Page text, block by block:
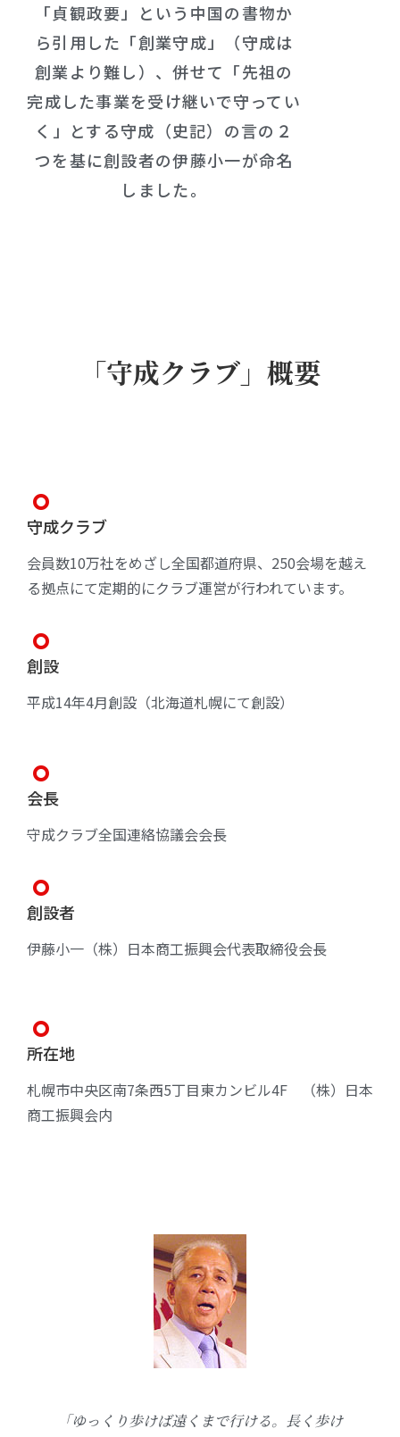
「貞観政要」という中国の書物か
ら引用した「創業守成」（守成は
創業より難し）、併せて「先祖の
完成した事業を受け継いで守ってい
く」とする守成（史記）の言の２
つを基に創設者の伊藤小一が命名
しました。
「守成クラブ」概要
守成クラブ
会員数10万社をめざし全国都道府県、250会場を越え
る拠点にて定期的にクラブ運営が行われています。
創設
平成14年4月創設（北海道札幌にて創設）
会長
守成クラブ全国連絡協議会会長
創設者
伊藤小一（株）日本商工振興会代表取締役会長
所在地
札幌市中央区南7条西5丁目東カンビル4F （株）日本
商工振興会内
「ゆっくり歩けば遠くまで行ける。長く歩け